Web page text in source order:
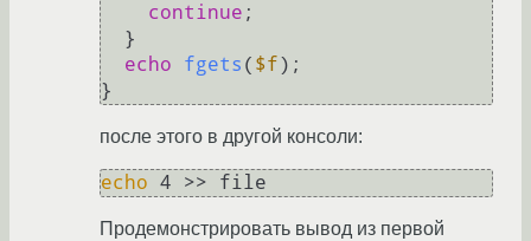
continue ;
echo
fgets ( $f);
после этого в другой консоли:
echo
Продемонстрировать вывод из первой